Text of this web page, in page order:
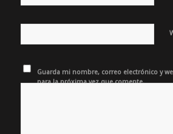
Guarda mi nombre, correo electrónico y
para la próxima vez que comente.